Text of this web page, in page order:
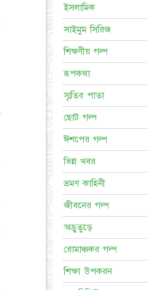
ইসলামিক
সাইমুম সিরিজ
শিক্ষণীয় গল্প
রূপকথা
স্মৃতির পাতা
ছোট গল্প
ঈশপের গল্প
ভিন্ন খবর
ভ্রমণ কাহিনী
জীবনের গল্প
অদ্ভুতুড়ে
রোমাঞ্চকর গল্প
শিক্ষা উপকরন